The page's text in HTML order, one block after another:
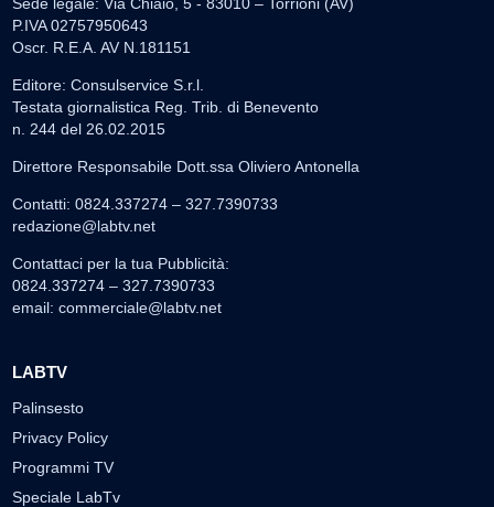
P.IVA 02757950643
Oscr. R.E.A. AV N.181151
Editore: Consulservice S.r.l.
Testata giornalistica Reg. Trib. di Benevento
n. 244 del 26.02.2015
Direttore Responsabile Dott.ssa Oliviero Antonella
Contatti: 0824.337274 – 327.7390733
redazione@labtv.net
Contattaci per la tua Pubblicità:
0824.337274 – 327.7390733
email: commerciale@labtv.net
LABTV
Palinsesto
Privacy Policy
Programmi TV
Speciale LabTv